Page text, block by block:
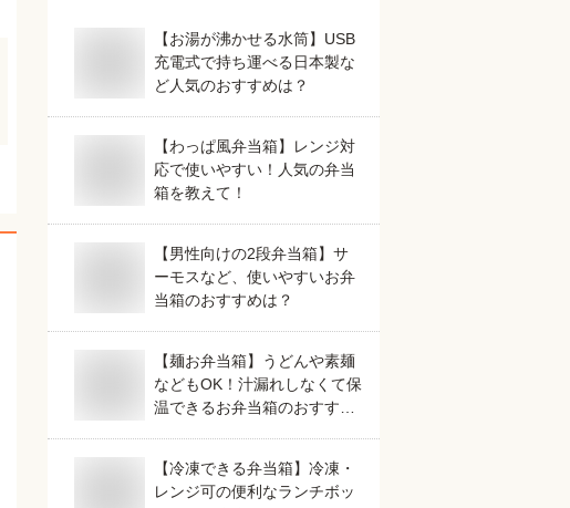
【お湯が沸かせる水筒】USB
充電式で持ち運べる日本製な
ど人気のおすすめは？
【わっぱ風弁当箱】レンジ対
応で使いやすい！人気の弁当
箱を教えて！
【男性向けの2段弁当箱】サ
ーモスなど、使いやすいお弁
当箱のおすすめは？
【麺お弁当箱】うどんや素麺
などもOK！汁漏れしなくて保
温できるお弁当箱のおすすめ
【冷凍できる弁当箱】冷凍・
レンジ可の便利なランチボッ